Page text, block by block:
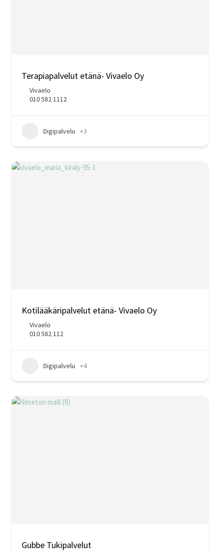
Terapiapalvelut etänä- Vivaelo Oy
Vivaelo
010 582 1112
Digipalvelu +3
Kotilääkäripalvelut etänä- Vivaelo Oy
Vivaelo
010 582 112
Digipalvelu +4
Gubbe Tukipalvelut